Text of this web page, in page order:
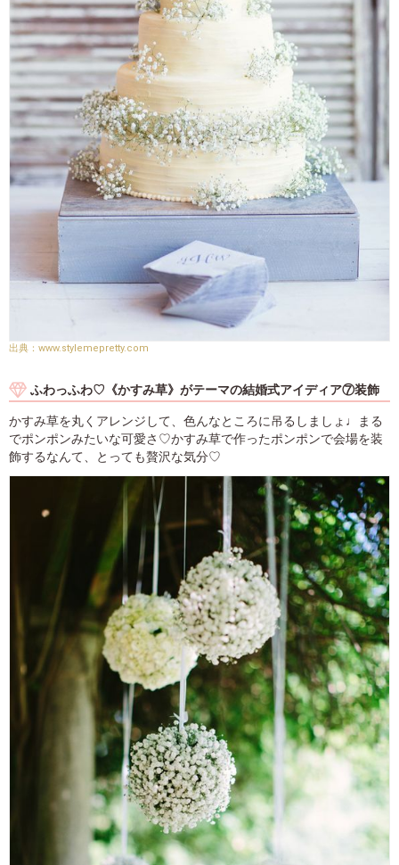
www.stylemepretty.com
ふわっふわ♡《かすみ草》がテーマの結婚式アイディア⑦装飾
かすみ草を丸くアレンジして、色んなところに吊るしましょ♩まる
でポンポンみたいな可愛さ♡かすみ草で作ったポンポンで会場を装
飾するなんて、とっても贅沢な気分♡